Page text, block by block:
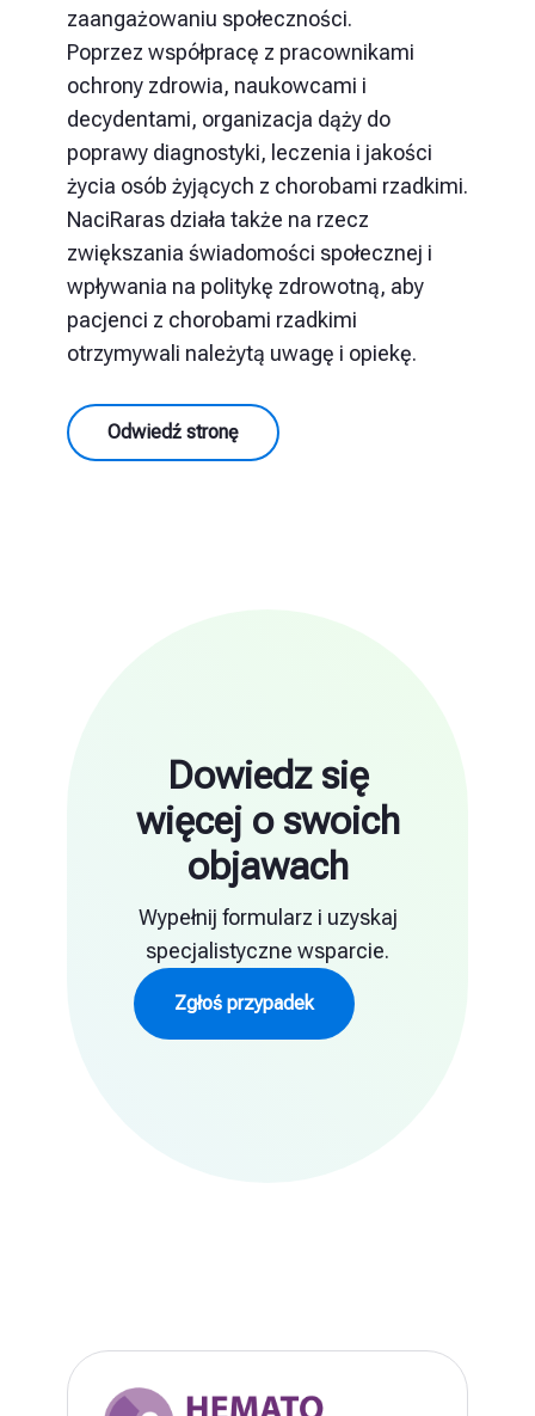
zaangażowaniu społeczności.
Poprzez współpracę z pracownikami
ochrony zdrowia, naukowcami i
decydentami, organizacja dąży do
poprawy diagnostyki, leczenia i jakości
życia osób żyjących z chorobami rzadkimi.
NaciRaras działa także na rzecz
zwiększania świadomości społecznej i
wpływania na politykę zdrowotną, aby
pacjenci z chorobami rzadkimi
otrzymywali należytą uwagę i opiekę.
Odwiedź stronę
Dowiedz się
więcej o swoich
objawach
Wypełnij formularz i uzyskaj
specjalistyczne wsparcie.
Zgłoś przypadek